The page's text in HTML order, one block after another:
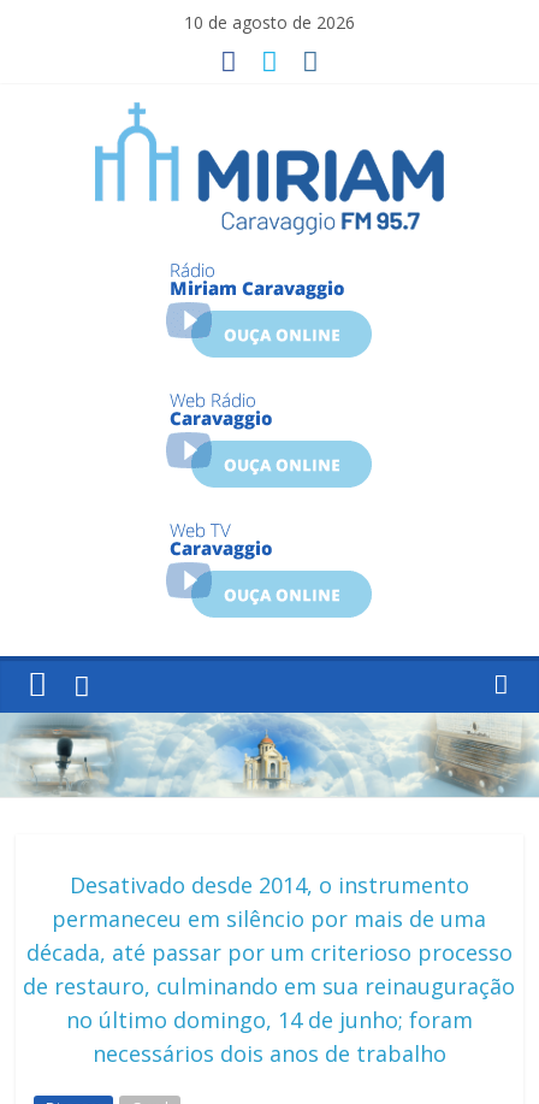
10 de agosto de 2026
Miriam
Caravaggio
Desativado desde 2014, o instrumento
permaneceu em silêncio por mais de uma
década, até passar por um criterioso processo
de restauro, culminando em sua reinauguração
no último domingo, 14 de junho; foram
necessários dois anos de trabalho